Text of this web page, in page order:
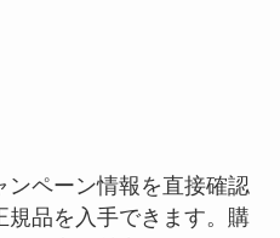
ンペーン情報を直接確認
規品を入手できます。購